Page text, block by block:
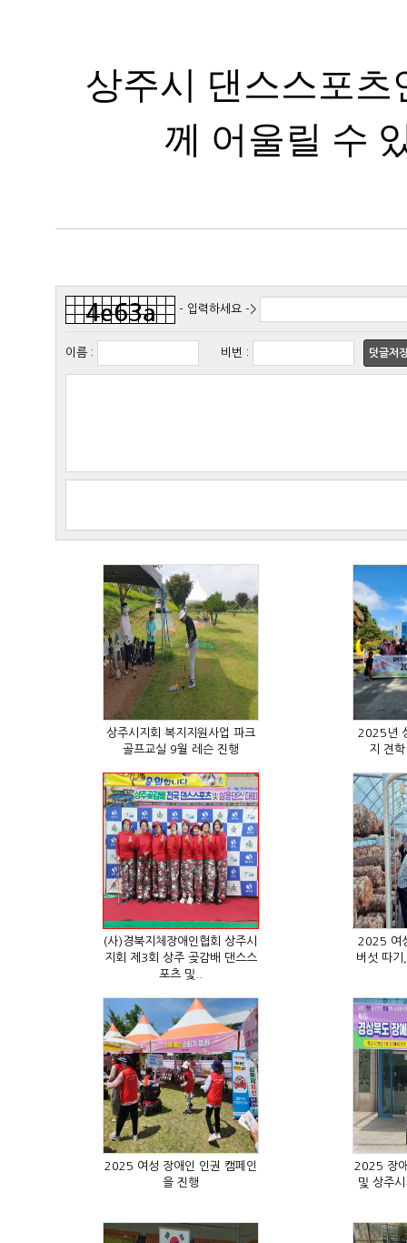
께 어울릴 수
- 입력하세요 ->
이름: 비번 : 덧글저
골프교실 9월 레슨 진행 지 견
포츠 및..
을 진행